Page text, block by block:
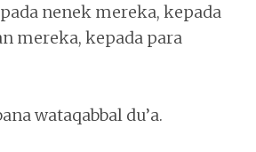
nenek mereka, kepada
mereka, kepada para
wataqabbal du’a.